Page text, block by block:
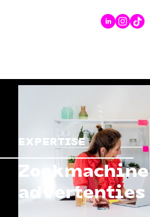
EXPERTISE
Zoekmachine
advertenties